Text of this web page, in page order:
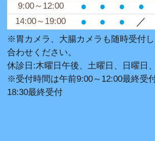
※胃カメラ、大腸カメラも随時受付
合わせください。
休診日:木曜日午後、土曜日、日曜日
※受付時間は午前9:00～12:00最終受
18:30最終受付
9:00～12:00 ● ● ● ●
14:00～19:00 ● ● ● ／